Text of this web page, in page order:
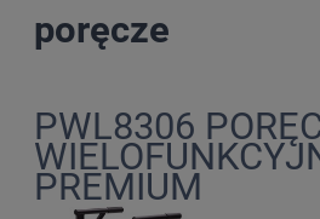
poręcze
PWL8306
PREMIUM